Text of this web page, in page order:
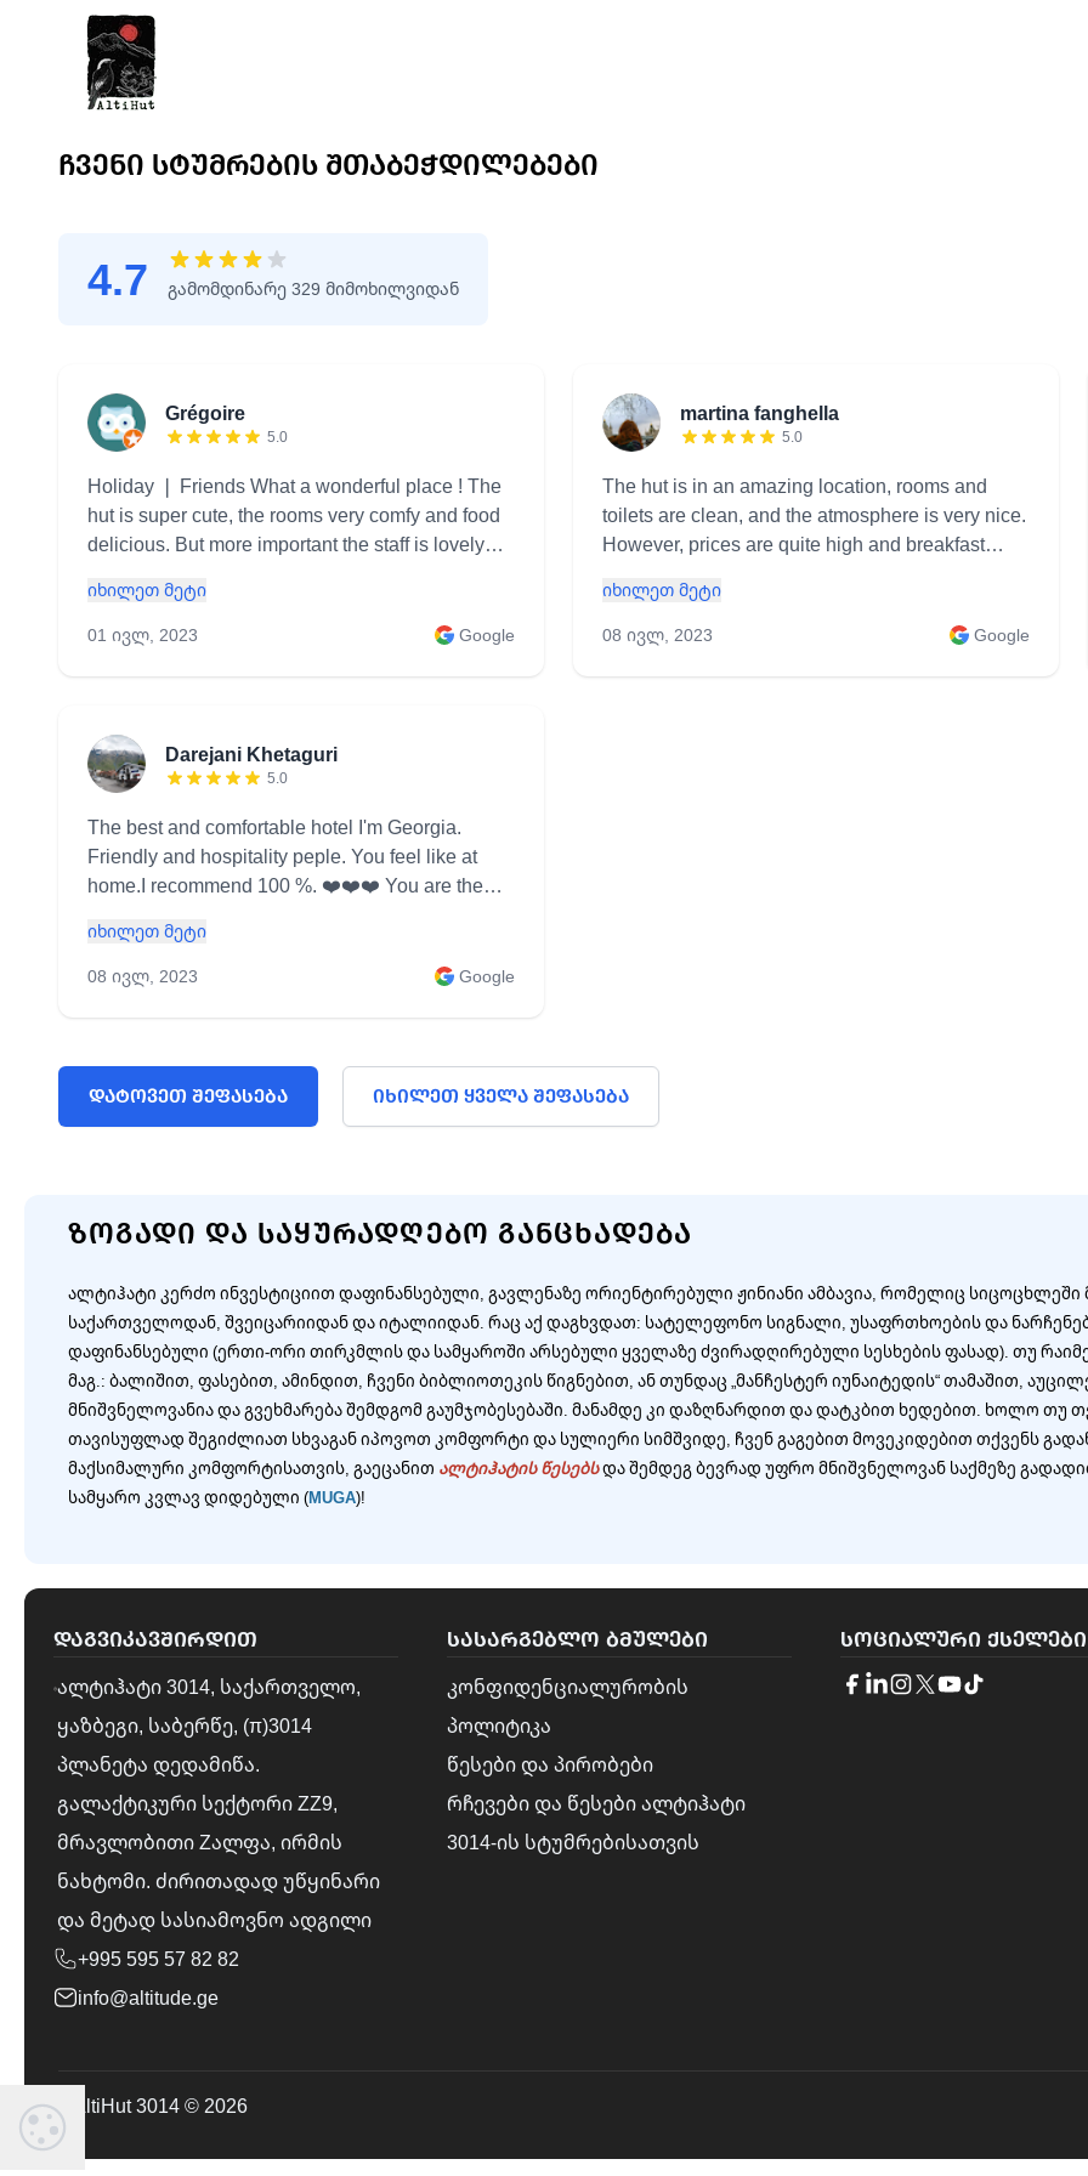
ᲩᲕᲔᲜᲘ ᲡᲢᲣᲛᲠᲔᲑᲘᲡ ᲨᲗᲐᲑᲔᲭᲓᲘᲚᲔᲑᲔᲑᲘ
4.7 გამომდინარე 329 მიმოხილვიდან
Grégoire
5.0
Holiday ❘ Friends What a wonderful place ! The
hut is super cute, the rooms very comfy and food
delicious. But more important the staff is lovely
! We will come back ! This is a must go place if
you visit this region !
activitiesHiking, Alpinism
იხილეთ მეტი
01 ივლ, 2023
Google
martina fanghella
5.0
The hut is in an amazing location, rooms and
toilets are clean, and the atmosphere is very nice.
However, prices are quite high and breakfast
იხილეთ მეტი
08 ივლ, 2023
Google
Darejani Khetaguri
5.0
The best and comfortable hotel I'm Georgia.
Friendly and hospitality peple. You feel like at
home.I recommend 100 %. ❤️❤️❤️ You are the
იხილეთ მეტი
08 ივლ, 2023
Google
ᲓᲐᲢᲝᲕᲔᲗ ᲨᲔᲤᲐᲡᲔᲑᲐ ᲘᲮᲘᲚᲔᲗ ᲧᲕᲔᲚᲐ ᲨᲔᲤᲐᲡᲔᲑᲐ
ᲖᲝᲒᲐᲓᲘ ᲓᲐ ᲡᲐᲧᲣᲠᲐᲓᲦᲔᲑᲝ ᲒᲐᲜᲪᲮᲐᲓᲔᲑᲐ
ალტიჰატი კერძო ინვესტიციით დაფინანსებული, გავლენაზე ორიენტირებული ჟინიანი ამბავია, რომელიც
საქართველოდან, შვეიცარიიდან და იტალიიდან. რაც აქ დაგხვდათ: სატელეფონო სიგნალი, უსაფრთხოების და
დაფინანსებული (ერთი-ორი თირკმლის და სამყაროში არსებული ყველაზე ძვირადღირებული სესხების ფასად). თუ
მაგ.: ბალიშით, ფასებით, ამინდით, ჩვენი ბიბლიოთეკის წიგნებით, ან თუნდაც „მანჩესტერ იუნაიტედის“ თამაშით,
მნიშვნელოვანია და გვეხმარება შემდგომ გაუმჯობესებაში. მანამდე კი დაზღნარდით და დატკბით ხედებით. ხოლო თუ
თავისუფლად შეგიძლიათ სხვაგან იპოვოთ კომფორტი და სულიერი სიმშვიდე, ჩვენ გაგებით მოვეკიდებით თქვენს
მაქსიმალური კომფორტისათვის, გაეცანით ალტიჰატის წესებსდა შემდეგ ბევრად უფრო მნიშვნელოვან საქმეზე
სამყარო კვლავ დიდებული (MUGA)!
ᲓᲐᲒᲕᲘᲙᲐᲕᲨᲘᲠᲓᲘᲗ
ალტიჰატი 3014, საქართველო,
ყაზბეგი, საბერწე, (π)3014
პლანეტა დედამიწა.
გალაქტიკური სექტორი ZZ9,
მრავლობითი Zალფა, ირმის
ნახტომი. ძირითადად უწყინარი
და მეტად სასიამოვნო ადგილი
+995 595 57 82 82
info@altitude.ge
ᲡᲐᲡᲐᲠᲒᲔᲑᲚᲝ ᲑᲛᲣᲚᲔᲑᲘ
კონფიდენციალურობის
პოლიტიკა
წესები და პირობები
რჩევები და წესები ალტიჰატი
3014-ის სტუმრებისათვის
ᲡᲝᲪᲘᲐᲚᲣᲠᲘ ᲥᲡᲔᲚᲔᲑᲘ
AltiHut 3014 © 2026